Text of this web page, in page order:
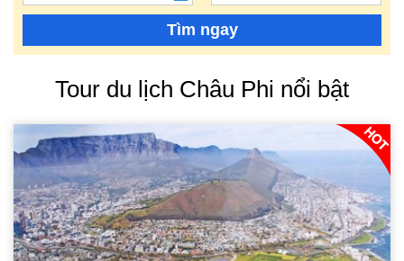
Tìm ngay
Tour du lịch Châu Phi nổi bật